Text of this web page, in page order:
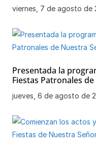
viernes, 7 de agosto de
Presentada la
Fiestas Patronales
jueves, 6 de agosto de